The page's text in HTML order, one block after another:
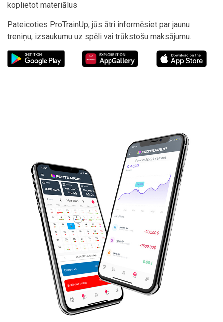
koplietot materiālus
Pateicoties ProTrainUp, jūs ātri informēsiet par jaunu
treniņu, izsaukumu uz spēli vai trūkstošu maksājumu.